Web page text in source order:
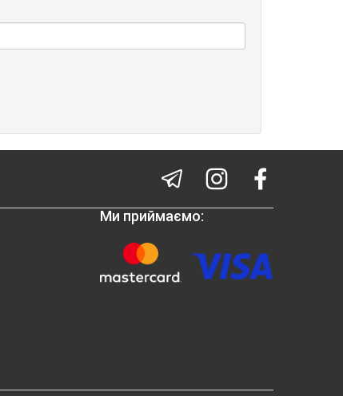
Ми приймаємо: